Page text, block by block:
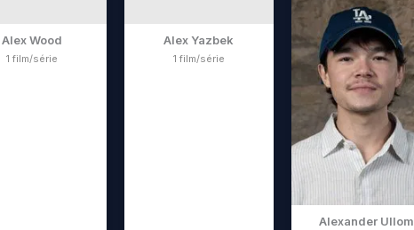
Alex Wood
1 film/série
Alex Yazbek
1 film/série
Alexander Ullom